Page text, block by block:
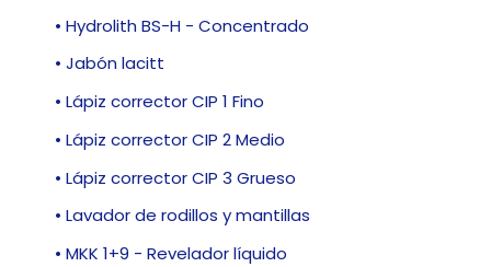
• Hydrolith BS-H - Concentrado
• Jabón lacitt
• Lápiz corrector CIP 1 Fino
• Lápiz corrector CIP 2 Medio
• Lápiz corrector CIP 3 Grueso
• Lavador de rodillos y mantillas
• MKK 1+9 - Revelador líquido